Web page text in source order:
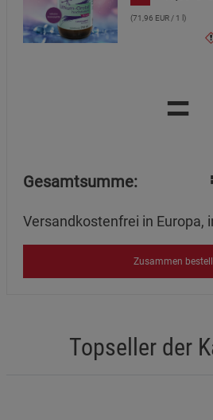
(71,96 EUR / 1 l)
=
Gesamtsumme:
Versandkostenfrei in Europa,
Zusammen
Topseller der